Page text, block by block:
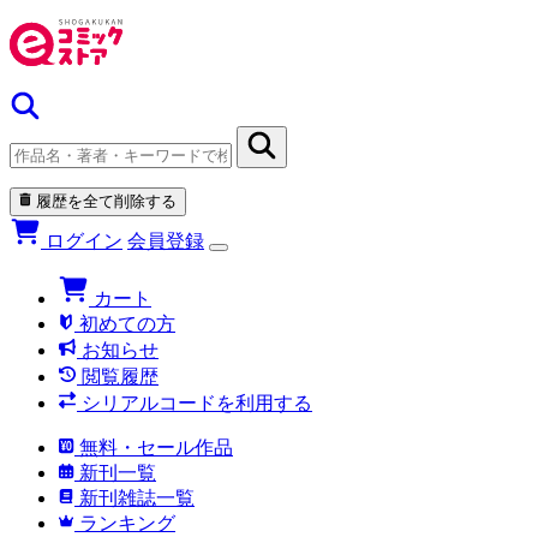
履歴を全て削除する
ログイン 会員登録
カート
初めての方
お知らせ
閲覧履歴
シリアルコードを利用する
無料・セール作品
新刊一覧
新刊雑誌一覧
ランキング